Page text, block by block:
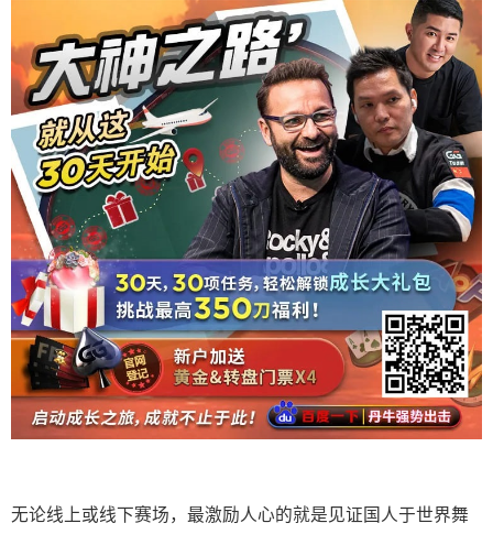
无论线上或线下赛场，最激励人心的就是见证国人于世界舞